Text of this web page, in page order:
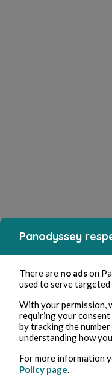
Panodyssey
There are no adson
used to serve targeted
With your permission,
requiring your consent
by tracking the
understanding how
For more information
Policy page